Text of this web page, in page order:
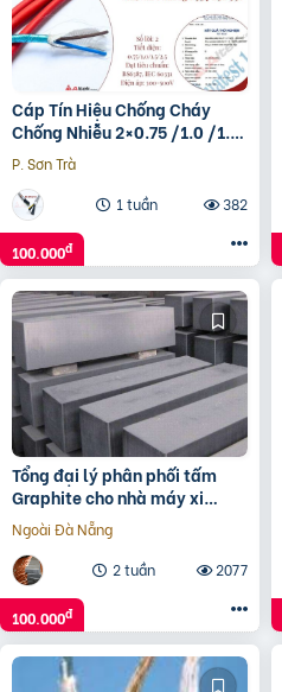
Cáp Tín Hiệu Chống Cháy
Chống Nhiễu 2×0.75 /1.0 /1.5
/2.5 – Altek Kabel Đà Nẵng –
Hà Nội – HCM
P. Sơn Trà
1 tuần
382
100.000đ
Tổng đại lý phân phối tấm
Graphite cho nhà máy xi
măng
Ngoài Đà Nẵng
2 tuần
2077
100.000đ